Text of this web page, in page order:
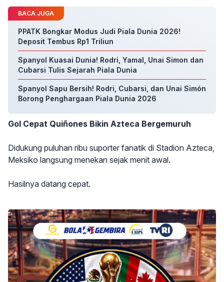
BACA JUGA
PPATK Bongkar Modus Judi Piala Dunia 2026!
Deposit Tembus Rp1 Triliun
Spanyol Kuasai Dunia! Rodri, Yamal, Unai Simon dan
Cubarsi Tulis Sejarah Piala Dunia
Spanyol Sapu Bersih! Rodri, Cubarsi, dan Unai Simón
Borong Penghargaan Piala Dunia 2026
Gol Cepat Quiñones Bikin Azteca Bergemuruh
Didukung puluhan ribu suporter fanatik di Stadion Azteca,
Meksiko langsung menekan sejak menit awal.
Hasilnya datang cepat.